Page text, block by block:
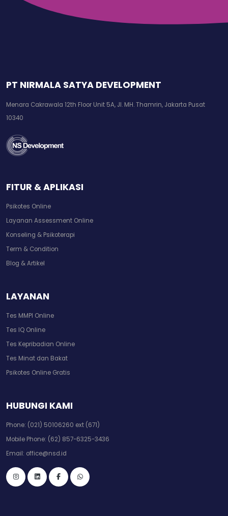
PT NIRMALA SATYA DEVELOPMENT
Menara Cakrawala 12th Floor Unit 5A, Jl. MH. Thamrin, Jakarta Pusat
10340
FITUR & APLIKASI
Psikotes Online
Layanan Assessment Online
Konseling & Psikoterapi
Term & Condition
Blog & Artikel
LAYANAN
Tes MMPI Online
Tes IQ Online
Tes Kepribadian Online
Tes Minat dan Bakat
Psikotes Online Gratis
HUBUNGI KAMI
Phone: (021) 50106260 ext (671)
Mobile Phone: (62) 857-6325-3436
Email: office@nsd.id